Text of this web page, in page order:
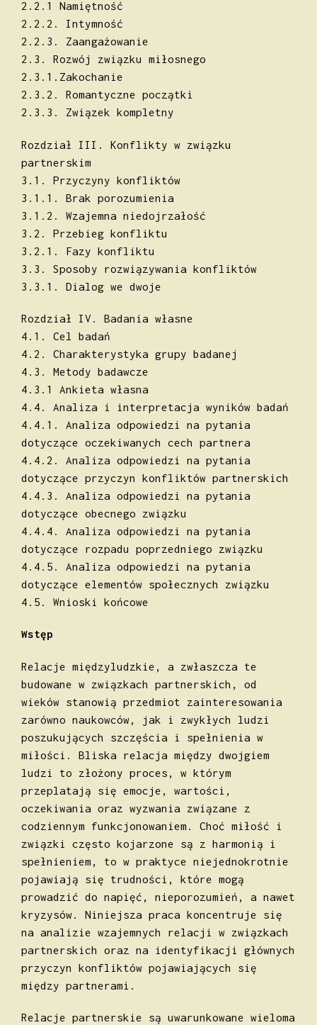
2.2.1 Namiętność
2.2.2. Intymność
2.2.3. Zaangażowanie
2.3. Rozwój związku miłosnego
2.3.1.Zakochanie
2.3.2. Romantyczne początki
2.3.3. Związek kompletny
Rozdział III. Konflikty w związku
partnerskim
3.1. Przyczyny konfliktów
3.1.1. Brak porozumienia
3.1.2. Wzajemna niedojrzałość
3.2. Przebieg konfliktu
3.2.1. Fazy konfliktu
3.3. Sposoby rozwiązywania konfliktów
3.3.1. Dialog we dwoje
Rozdział IV. Badania własne
4.1. Cel badań
4.2. Charakterystyka grupy badanej
4.3. Metody badawcze
4.3.1 Ankieta własna
4.4. Analiza i interpretacja wyników badań
4.4.1. Analiza odpowiedzi na pytania
dotyczące oczekiwanych cech partnera
4.4.2. Analiza odpowiedzi na pytania
dotyczące przyczyn konfliktów partnerskich
4.4.3. Analiza odpowiedzi na pytania
dotyczące obecnego związku
4.4.4. Analiza odpowiedzi na pytania
dotyczące rozpadu poprzedniego związku
4.4.5. Analiza odpowiedzi na pytania
dotyczące elementów społecznych związku
4.5. Wnioski końcowe
Wstęp
Relacje międzyludzkie, a zwłaszcza te
budowane w związkach partnerskich, od
wieków stanowią przedmiot zainteresowania
zarówno naukowców, jak i zwykłych ludzi
poszukujących szczęścia i spełnienia w
miłości. Bliska relacja między dwojgiem
ludzi to złożony proces, w którym
przeplatają się emocje, wartości,
oczekiwania oraz wyzwania związane z
codziennym funkcjonowaniem. Choć miłość i
związki często kojarzone są z harmonią i
spełnieniem, to w praktyce niejednokrotnie
pojawiają się trudności, które mogą
prowadzić do napięć, nieporozumień, a nawet
kryzysów. Niniejsza praca koncentruje się
na analizie wzajemnych relacji w związkach
partnerskich oraz na identyfikacji głównych
przyczyn konfliktów pojawiających się
między partnerami.
Relacje partnerskie są uwarunkowane wieloma